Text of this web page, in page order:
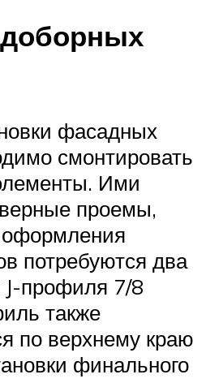
фасадных
смонтировать
Ими
проемы,
оформления
потребуются два
профиля 7/8
также
по верхнему краю
финального